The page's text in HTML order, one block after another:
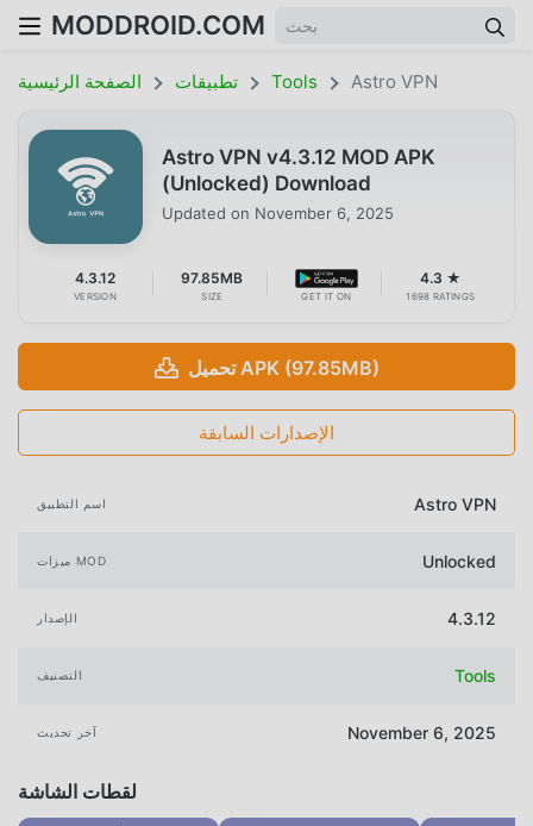
MODDROID.COM
الصفحة الرئيسية تطبيقات Tools Astro VPN
Astro VPN v4.3.12 MOD APK
(Unlocked) Download
Updated on November 6, 2025
4.3.12
VERSION
97.85MB
SIZE GET IT ON
4.3 ★
1698 RATINGS
تحميل APK (97.85MB)
الإصدارات السابقة
اسم التطبيق Astro VPN
ميزات MOD Unlocked
الإصدار 4.3.12
التصنيف Tools
آخر تحديث November 6, 2025
لقطات الشاشة